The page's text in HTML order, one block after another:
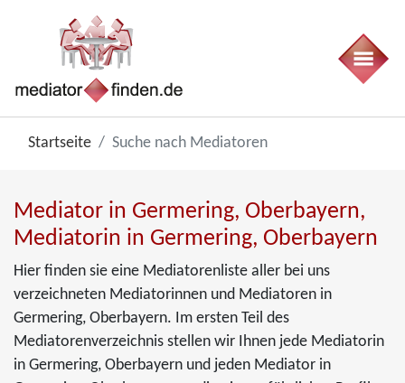
Startseite Suche nach Mediatoren
Mediator in Germering, Oberbayern,
Mediatorin in Germering, Oberbayern
Hier finden sie eine Mediatorenliste aller bei uns
verzeichneten Mediatorinnen und Mediatoren in
Germering, Oberbayern. Im ersten Teil des
Mediatorenverzeichnis stellen wir Ihnen jede Mediatorin
in Germering, Oberbayern und jeden Mediator in